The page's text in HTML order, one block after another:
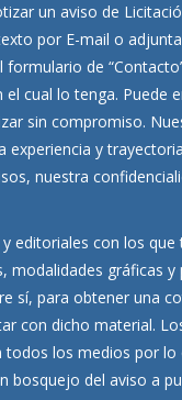
un aviso de
por E-mail o
formulario de
cual lo tenga. Puede
sin compromiso.
experiencia y
nuestra
editoriales con los que
modalidades gráficas y
sí, para obtener una
con dicho material.
todos los medios por lo
bosquejo del aviso a